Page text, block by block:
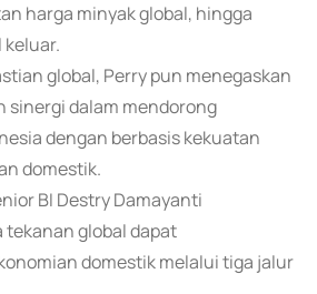
harga minyak global, hingga
global, Perry pun menegaskan
sinergi dalam mendorong
dengan berbasis kekuatan
domestik.
BI Destry Damayanti
global dapat
domestik melalui tiga jalur